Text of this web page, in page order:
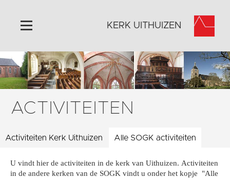
Home
Algemeen
Historie
Activiteiten
Contact
KERK UITHUIZEN
ACTIVITEITEN
Activiteiten Kerk Uithuizen Alle SOGK activiteiten
U vindt hier de activiteiten in de kerk van Uithuizen. Activiteiten
in de andere kerken van de SOGK vindt u onder het kopje "Alle